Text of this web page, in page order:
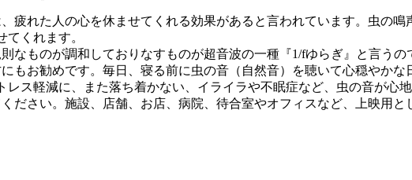
疲れた人の心を休ませてくれる効果があると言われています。虫の
くれます。
なものが調和しておりなすものが超音波の一種『1/fゆらぎ』と言う
もお勧めです。毎日、寝る前に虫の音（自然音）を聴いて心穏やかな
ス軽減に、また落ち着かない、イライラや不眠症など、虫の音が心
ださい。施設、店舗、お店、病院、待合室やオフィスなど、上映用と